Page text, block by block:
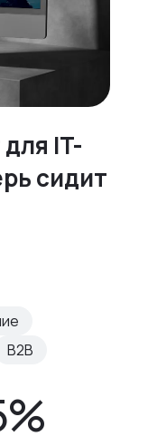
IT-
сидит
B2B